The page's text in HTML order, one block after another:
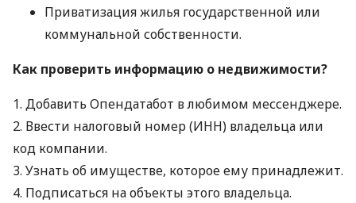
Приватизация жилья государственной или
коммунальной собственности.
Как проверить информацию о недвижимости?
1. Добавить Опендатабот в любимом мессенджере.
2. Ввести налоговый номер (ИНН) владельца или
код компании.
3. Узнать об имуществе, которое ему принадлежит.
4. Подписаться на объекты этого владельца.